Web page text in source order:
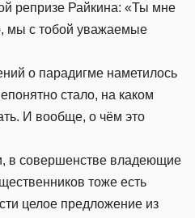
репризе Райкина: «Ты мне
мы с тобой уважаемые
о парадигме наметилось
стало, на каком
И вообще, о чём это
в совершенстве владеющие
тоже есть
целое предложение из